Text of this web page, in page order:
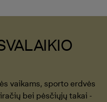
vaikams, sporto erdvės
bei pėsčiųjų takai -